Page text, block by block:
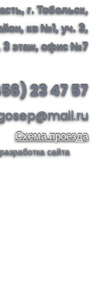
г. Тобольск,
кв №1, уч. 3,
этаж, офис №7
23 47 57
Схема проезда
сайта